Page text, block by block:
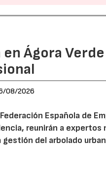
en Ágora
08/2026
Española de
reunirán a
del arbolado